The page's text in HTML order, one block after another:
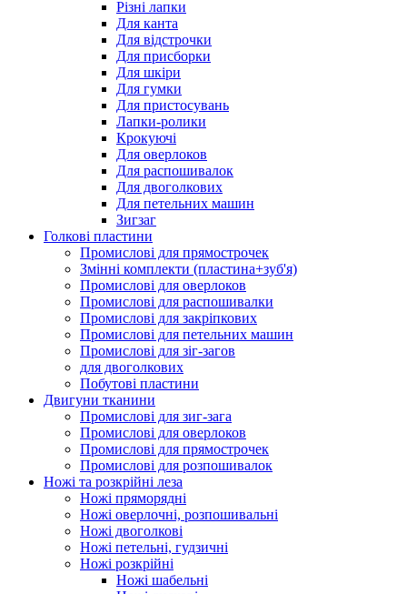
Різні лапки
Для канта
Для відстрочки
Для присборки
Для шкіри
Для гумки
Для пристосувань
Лапки-ролики
Крокуючі
Для оверлоков
Для распошивалок
Для двоголкових
Для петельних машин
Зигзаг
Голкові пластини
Промислові для прямострочек
Змінні комплекти (пластина+зуб'я)
Промислові для оверлоков
Промислові для распошивалки
Промислові для закріпкових
Промислові для петельних машин
Промислові для зіг-загов
для двоголкових
Побутові пластини
Двигуни тканини
Промислові для зиг-зага
Промислові для оверлоков
Промислові для прямострочек
Промислові для розпошивалок
Ножі та розкрійні леза
Ножі пряморядні
Ножі оверлочні, розпошивальні
Ножі двоголкові
Ножі петельні, гудзичні
Ножі розкрійні
Ножі шабельні